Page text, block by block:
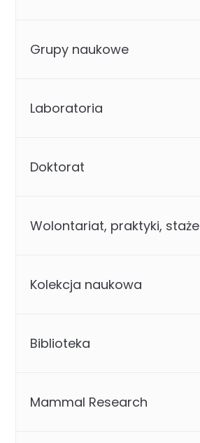
Grupy naukowe
Laboratoria
Doktorat
Wolontariat, praktyki, staże
Kolekcja naukowa
Biblioteka
Mammal Research